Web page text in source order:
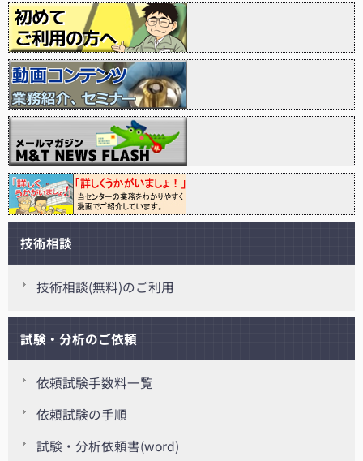
技術相談
技術相談(無料)のご利用
試験・分析のご依頼
依頼試験手数料一覧
依頼試験の手順
試験・分析依頼書(word)